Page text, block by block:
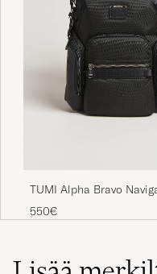
TUMI Alpha Bravo
Backpack Black
550€